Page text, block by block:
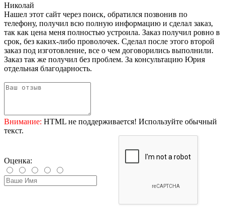
Николай
Нашел этот сайт через поиск, обратился позвонив по
телефону, получил всю полную информацию и сделал заказ,
так как цена меня полностью устроила. Заказ получил ровно в
срок, без каких-либо проволочек. Сделал после этого второй
заказ под изготовление, все о чем договорились выполнили.
Заказ так же получил без проблем. За консультацию Юрия
отдельная благодарность.
Внимание: HTML не поддерживается! Используйте обычный
текст.
Оценка: